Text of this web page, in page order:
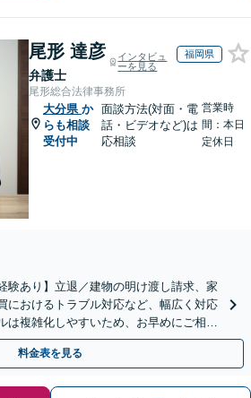
尾形 達彦
弁護士
インタビュ
ーを見る
福岡県
尾形総合法律事務所
大分県 か
らも相談
受付中
面談方法(対面・電
話・ビデオなど)は
応相談
営業時
間：本日
定休日
験あり】立退／建物の明け渡し請求、家
におけるトラブル対応など、幅広く対応
は複雑化しやすいため、お早めにご相談
可】
料金表を見る